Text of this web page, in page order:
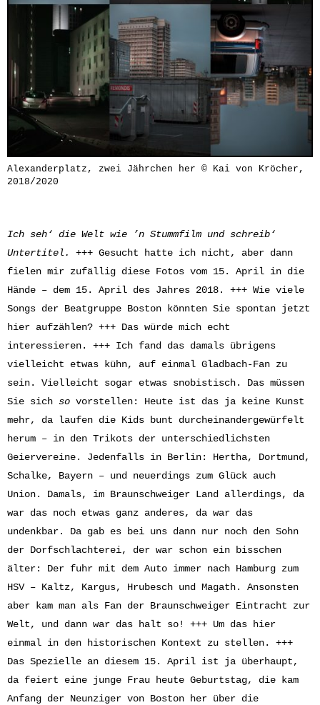
Alexanderplatz, zwei Jährchen her © Kai von Kröcher,
2018/2020
Ich seh‘ die Welt wie ’n Stummfilm und schreib‘
Untertitel. +++ Gesucht hatte ich nicht, aber dann
fielen mir zufällig diese Fotos vom 15. April in die
Hände – dem 15. April des Jahres 2018. +++ Wie viele
Songs der Beatgruppe Boston könnten Sie spontan jetzt
hier aufzählen? +++ Das würde mich echt
interessieren. +++ Ich fand das damals übrigens
vielleicht etwas kühn, auf einmal Gladbach-Fan zu
sein. Vielleicht sogar etwas snobistisch. Das müssen
Sie sich so vorstellen: Heute ist das ja keine Kunst
mehr, da laufen die Kids bunt durcheinandergewürfelt
herum – in den Trikots der unterschiedlichsten
Geiervereine. Jedenfalls in Berlin: Hertha, Dortmund,
Schalke, Bayern – und neuerdings zum Glück auch
Union. Damals, im Braunschweiger Land allerdings, da
war das noch etwas ganz anderes, da war das
undenkbar. Da gab es bei uns dann nur noch den Sohn
der Dorfschlachterei, der war schon ein bisschen
älter: Der fuhr mit dem Auto immer nach Hamburg zum
HSV – Kaltz, Kargus, Hrubesch und Magath. Ansonsten
aber kam man als Fan der Braunschweiger Eintracht zur
Welt, und dann war das halt so! +++ Um das hier
einmal in den historischen Kontext zu stellen. +++
Das Spezielle an diesem 15. April ist ja überhaupt,
da feiert eine junge Frau heute Geburtstag, die kam
Anfang der Neunziger von Boston her über die